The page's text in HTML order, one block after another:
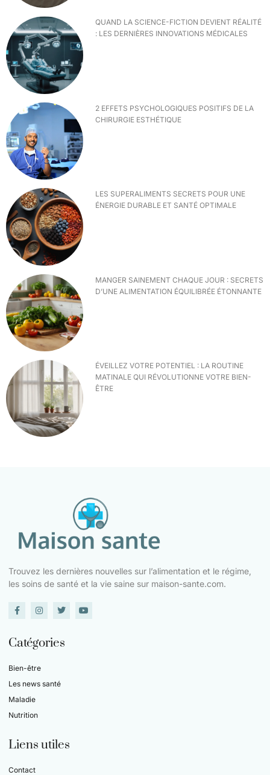
QUAND LA SCIENCE-FICTION DEVIENT RÉALITÉ
: LES DERNIÈRES INNOVATIONS MÉDICALES
2 EFFETS PSYCHOLOGIQUES POSITIFS DE LA
CHIRURGIE ESTHÉTIQUE
LES SUPERALIMENTS SECRETS POUR UNE
ÉNERGIE DURABLE ET SANTÉ OPTIMALE
MANGER SAINEMENT CHAQUE JOUR : SECRETS
D’UNE ALIMENTATION ÉQUILIBRÉE ÉTONNANTE
ÉVEILLEZ VOTRE POTENTIEL : LA ROUTINE
MATINALE QUI RÉVOLUTIONNE VOTRE BIEN-
ÊTRE
Trouvez les dernières nouvelles sur l’alimentation et le régime,
les soins de santé et la vie saine sur maison-sante.com.
Catégories
Bien-être
Les news santé
Maladie
Nutrition
Liens utiles
Contact